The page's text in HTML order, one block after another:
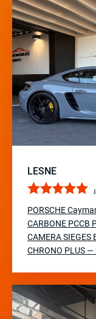
LESNE
PORSCHE
CARBONE PCCB
CAMERA SIEGES
CHRONO PLUS —